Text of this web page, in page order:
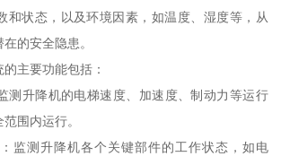
和状态，以及环境因素，如温度、湿度等，从
的安全隐患。
主要功能包括：
测升降机的电梯速度、加速度、制动力等运行
围内运行。
监测升降机各个关键部件的工作状态，如电